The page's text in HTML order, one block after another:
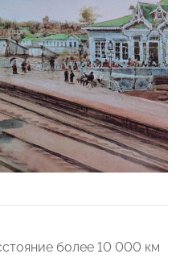
более 10 000 км